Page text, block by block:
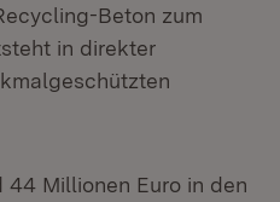
Beton zum
in direkter
Millionen Euro in den